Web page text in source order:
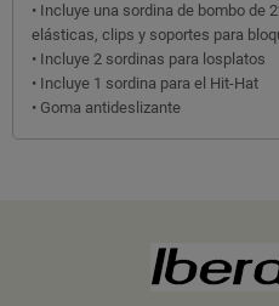
• Incluye una sordina de bombo de
elásticas, clips y soportes para
• Incluye 2 sordinas para losplatos
• Incluye 1 sordina para el Hit-Hat
• Goma antideslizante